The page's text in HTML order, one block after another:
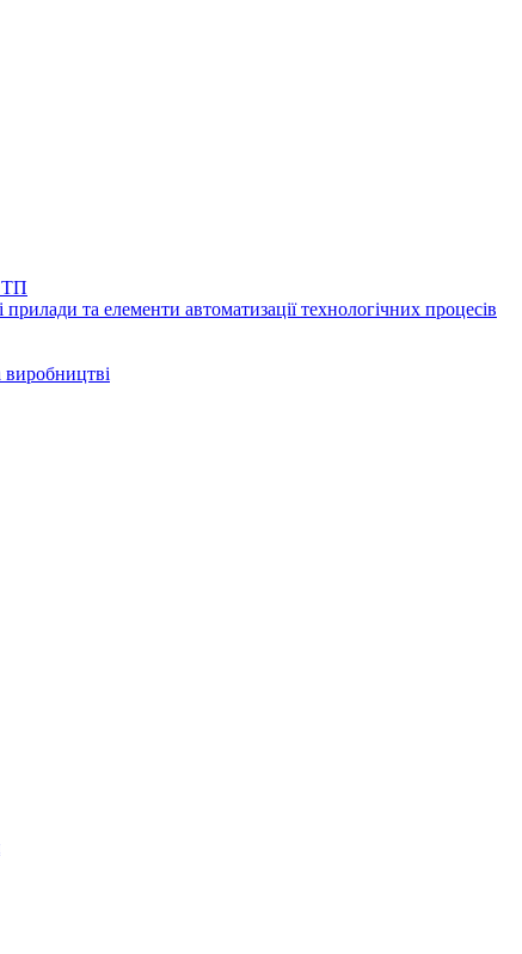
ТП
та елементи автоматизації технологічних процесів